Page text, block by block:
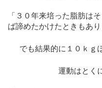
「３０年来培った脂肪は
ば諦めたかけたときもあ
でも結果的に１０ｋｇ
運動はとく